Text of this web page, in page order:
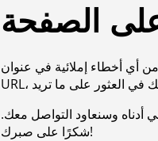
على الصفحة
أي أخطاء إملائية في عنوان
وسنعاود التواصل معك.
شكرًا على صبرك!